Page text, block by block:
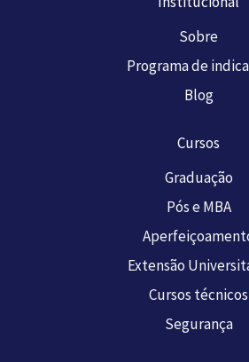
Sobre
Programa de
Blog
Cursos
Graduação
Pós e MBA
Extensão
Cursos técnicos
Segurança